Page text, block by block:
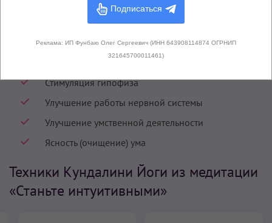
Привлечение процветания через Кундалини Йогу
Развитие интуиции
Развитие творческого аспекта личности
Стимуляция гипофиза
Улучшение работы нервной системы
Улучшение умственной деятельности
Ясность (очищение) ума
Техники Кундалини Йоги из медитации
«Станьте интуитивными»
Подписаться
Реклама: ИП Фунбаю Олег Сергеевич (ИНН 643908114874 ОГРНИП
321645700011461)